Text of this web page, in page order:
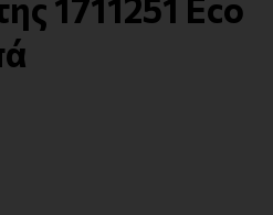
1711251 Eco